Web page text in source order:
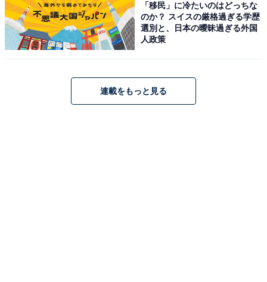
「移民」に冷たいのはどっちな
のか？ スイスの厳格過ぎる学歴
選別と、日本の曖昧過ぎる外国
人政策
連載をもっと見る